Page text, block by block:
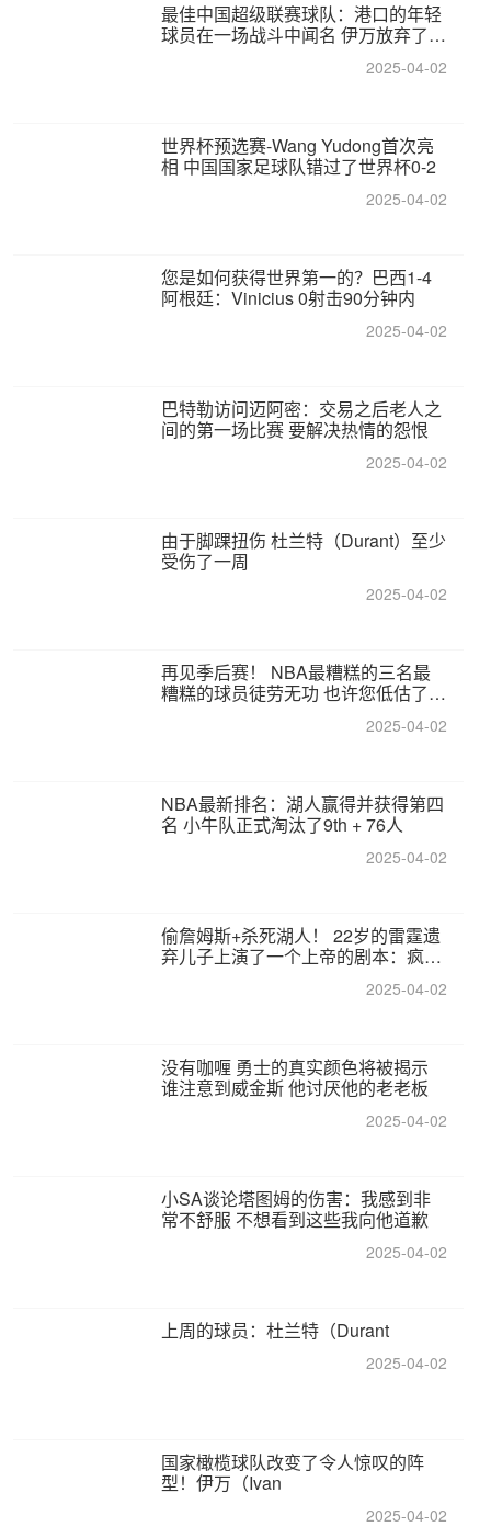
最佳中国超级联赛球队：港口的年轻
球员在一场战斗中闻名 伊万放弃了泰
2025-04-02
世界杯预选赛-Wang Yudong首次亮
相 中国国家足球队错过了世界杯0-2
2025-04-02
您是如何获得世界第一的？巴西1-4
阿根廷：Vinicius 0射击90分钟内
2025-04-02
巴特勒访问迈阿密：交易之后老人之
间的第一场比赛 要解决热情的怨恨
2025-04-02
由于脚踝扭伤 杜兰特（Durant）至少
受伤了一周
2025-04-02
再见季后赛！ NBA最糟糕的三名最
糟糕的球员徒劳无功 也许您低估了硬
2025-04-02
NBA最新排名：湖人赢得并获得第四
名 小牛队正式淘汰了9th + 76人
2025-04-02
偷詹姆斯+杀死湖人！ 22岁的雷霆遗
弃儿子上演了一个上帝的剧本：疯狂
2025-04-02
没有咖喱 勇士的真实颜色将被揭示
谁注意到威金斯 他讨厌他的老老板
2025-04-02
小SA谈论塔图姆的伤害：我感到非
常不舒服 不想看到这些我向他道歉
2025-04-02
上周的球员：杜兰特（Durant
2025-04-02
国家橄榄球队改变了令人惊叹的阵
型！伊万（Ivan
2025-04-02